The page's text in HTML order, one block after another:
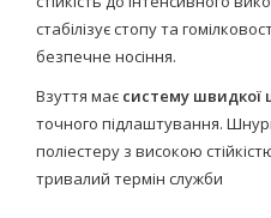
стабілізує стопу та
безпечне носіння.
Взуття має систему швидкої
точного підлаштування.
поліестеру з високою
тривалий термін служби